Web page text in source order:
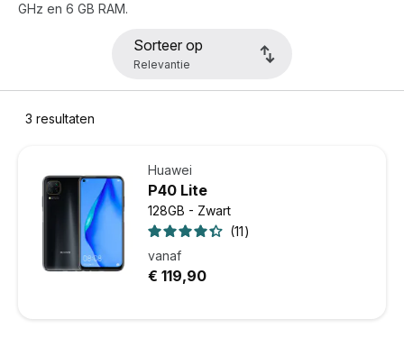
GHz en 6 GB RAM.
Sorteer op
3 resultaten
Huawei
P40 Lite
128GB - Zwart
11
vanaf
€ 119,90